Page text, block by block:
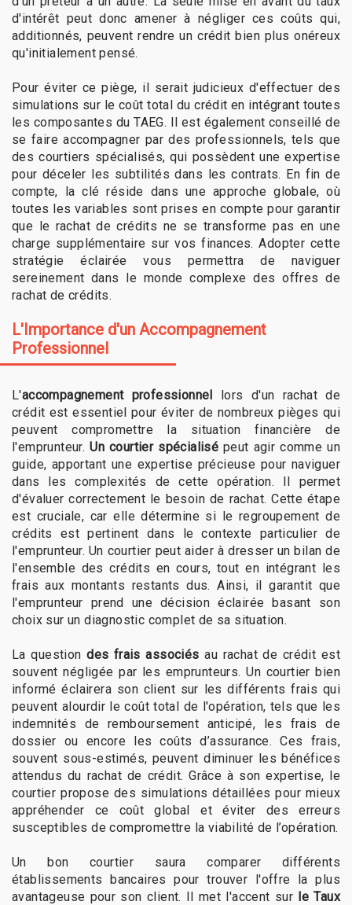
d'intérêt peut donc amener à négliger ces coûts qui,
additionnés, peuvent rendre un crédit bien plus onéreux
qu'initialement pensé.
Pour éviter ce piège, il serait judicieux d'effectuer des
simulations sur le coût total du crédit en intégrant toutes
les composantes du TAEG. Il est également conseillé de
se faire accompagner par des professionnels, tels que
des courtiers spécialisés, qui possèdent une expertise
pour déceler les subtilités dans les contrats. En fin de
compte, la clé réside dans une approche globale, où
toutes les variables sont prises en compte pour garantir
que le rachat de crédits ne se transforme pas en une
charge supplémentaire sur vos finances. Adopter cette
stratégie éclairée vous permettra de naviguer
sereinement dans le monde complexe des offres de
rachat de crédits.
L'Importance d'un Accompagnement
Professionnel
L'accompagnement professionnel lors d'un rachat de
crédit est essentiel pour éviter de nombreux pièges qui
peuvent compromettre la situation financière de
l'emprunteur.Un courtier spécialisé peut agir comme un
guide, apportant une expertise précieuse pour naviguer
dans les complexités de cette opération. Il permet
d'évaluer correctement le besoin de rachat. Cette étape
est cruciale, car elle détermine si le regroupement de
crédits est pertinent dans le contexte particulier de
l'emprunteur. Un courtier peut aider à dresser un bilan de
l'ensemble des crédits en cours, tout en intégrant les
frais aux montants restants dus. Ainsi, il garantit que
l'emprunteur prend une décision éclairée basant son
choix sur un diagnostic complet de sa situation.
La questiondes frais associés au rachat de crédit est
souvent négligée par les emprunteurs. Un courtier bien
informé éclairera son client sur les différents frais qui
peuvent alourdir le coût total de l'opération, tels que les
indemnités de remboursement anticipé, les frais de
dossier ou encore les coûts d’assurance. Ces frais,
souvent sous-estimés, peuvent diminuer les bénéfices
attendus du rachat de crédit. Grâce à son expertise, le
courtier propose des simulations détaillées pour mieux
appréhender ce coût global et éviter des erreurs
susceptibles de compromettre la viabilité de l’opération.
Un bon courtier saura comparer différents
établissements bancaires pour trouver l'offre la plus
avantageuse pour son client. Il met l'accent sur le Taux